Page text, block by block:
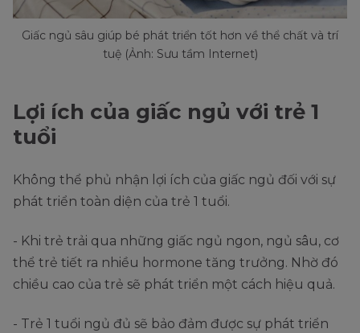
Giấc ngủ sâu giúp bé phát triển tốt hơn về thể chất và trí
tuệ (Ảnh: Sưu tầm Internet)
Lợi ích của giấc ngủ với trẻ 1
tuổi
Không thể phủ nhận lợi ích của giấc ngủ đối với sự
phát triển toàn diện của trẻ 1 tuổi.
- Khi trẻ trải qua những giấc ngủ ngon, ngủ sâu, cơ
thể trẻ tiết ra nhiều hormone tăng trưởng. Nhờ đó
chiều cao của trẻ sẽ phát triển một cách hiệu quả.
- Trẻ 1 tuổi ngủ đủ sẽ bảo đảm được sự phát triển